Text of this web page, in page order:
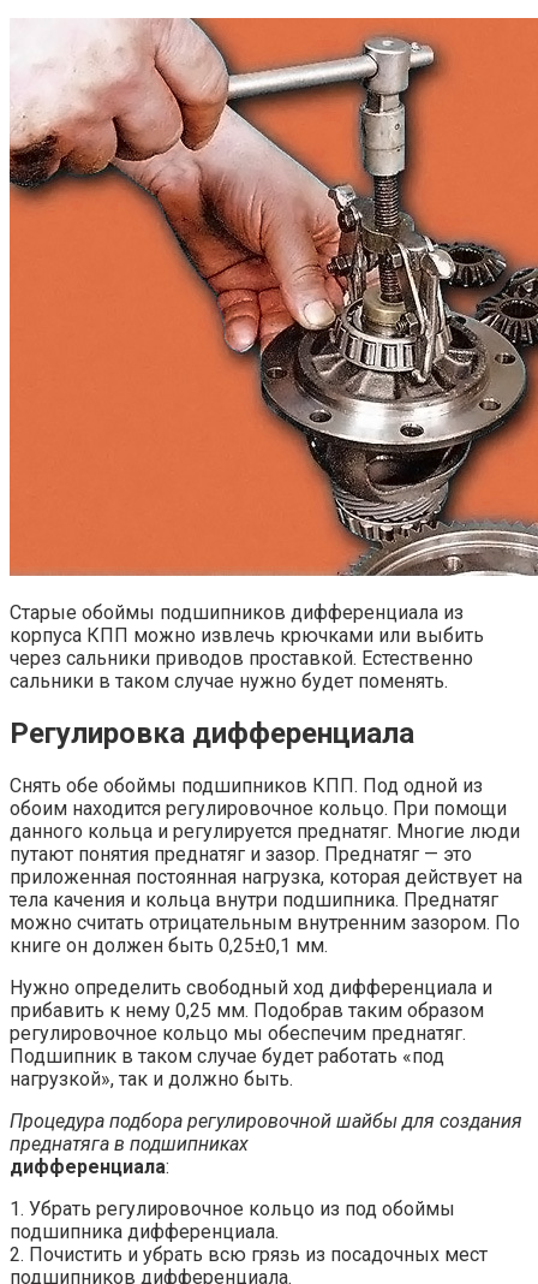
Старые обоймы подшипников дифференциала из
корпуса КПП можно извлечь крючками или выбить
через сальники приводов проставкой. Естественно
сальники в таком случае нужно будет поменять.
Регулировка дифференциала
Снять обе обоймы подшипников КПП. Под одной из
обоим находится регулировочное кольцо. При помощи
данного кольца и регулируется преднатяг. Многие люди
путают понятия преднатяг и зазор. Преднатяг — это
приложенная постоянная нагрузка, которая действует на
тела качения и кольца внутри подшипника. Преднатяг
можно считать отрицательным внутренним зазором. По
книге он должен быть 0,25±0,1 мм.
Нужно определить свободный ход дифференциала и
прибавить к нему 0,25 мм. Подобрав таким образом
регулировочное кольцо мы обеспечим преднатяг.
Подшипник в таком случае будет работать «под
нагрузкой», так и должно быть.
Процедура подбора регулировочной шайбы для создания
преднатяга в подшипниках
дифференциала:
1. Убрать регулировочное кольцо из под обоймы
подшипника дифференциала.
2. Почистить и убрать всю грязь из посадочных мест
подшипников дифференциала.